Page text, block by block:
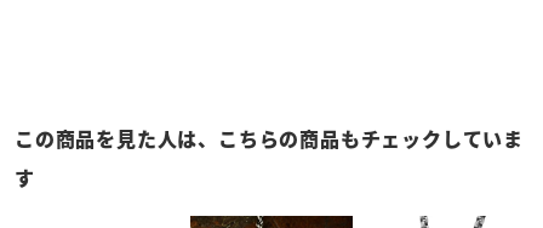
この商品を見た人は、こちらの商品もチェックしていま
す